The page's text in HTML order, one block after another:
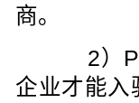
商。
2）
企业才能入